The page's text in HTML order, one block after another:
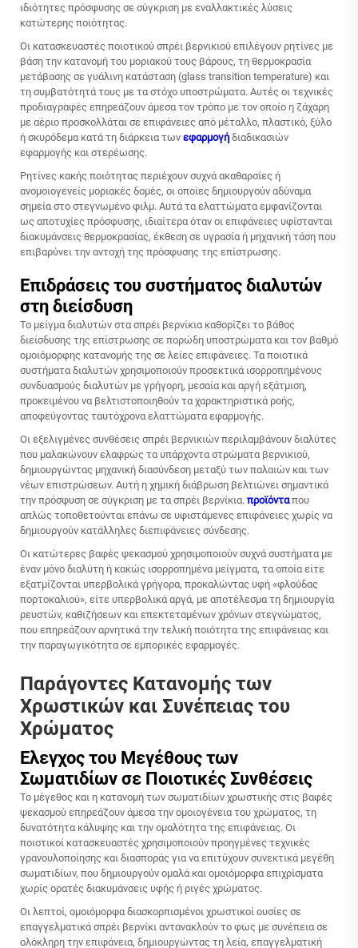
ιδιότητες πρόσφυσης σε σύγκριση με εναλλακτικές λύσεις
κατώτερης ποιότητας.
Οι κατασκευαστές ποιοτικού σπρέι βερνικιού επιλέγουν ρητίνες με
βάση την κατανομή του μοριακού τους βάρους, τη θερμοκρασία
μετάβασης σε γυάλινη κατάσταση (glass transition temperature) και
τη συμβατότητά τους με τα στόχο υποστρώματα. Αυτές οι τεχνικές
προδιαγραφές επηρεάζουν άμεσα τον τρόπο με τον οποίο η ζάχαρη
με αέριο προσκολλάται σε επιφάνειες από μέταλλο, πλαστικό, ξύλο
ή σκυρόδεμα κατά τη διάρκεια των εφαρμογή διαδικασιών
εφαρμογής και στερέωσης.
Ρητίνες κακής ποιότητας περιέχουν συχνά ακαθαρσίες ή
ανομοιογενείς μοριακές δομές, οι οποίες δημιουργούν αδύναμα
σημεία στο στεγνωμένο φιλμ. Αυτά τα ελαττώματα εμφανίζονται
ως αποτυχίες πρόσφυσης, ιδιαίτερα όταν οι επιφάνειες υφίστανται
διακυμάνσεις θερμοκρασίας, έκθεση σε υγρασία ή μηχανική τάση που
επιβαρύνει την αντοχή της πρόσφυσης της επίστρωσης.
Επιδράσεις του συστήματος διαλυτών
στη διείσδυση
Το μείγμα διαλυτών στα σπρέι βερνίκια καθορίζει το βάθος
διείσδυσης της επίστρωσης σε πορώδη υποστρώματα και τον βαθμό
ομοιόμορφης κατανομής της σε λείες επιφάνειες. Τα ποιοτικά
συστήματα διαλυτών χρησιμοποιούν προσεκτικά ισορροπημένους
συνδυασμούς διαλυτών με γρήγορη, μεσαία και αργή εξάτμιση,
προκειμένου να βελτιστοποιηθούν τα χαρακτηριστικά ροής,
αποφεύγοντας ταυτόχρονα ελαττώματα εφαρμογής.
Οι εξελιγμένες συνθέσεις σπρέι βερνικιών περιλαμβάνουν διαλύτες
που μαλακώνουν ελαφρώς τα υπάρχοντα στρώματα βερνικιού,
δημιουργώντας μηχανική διασύνδεση μεταξύ των παλαιών και των
νέων επιστρώσεων. Αυτή η χημική διάβρωση βελτιώνει σημαντικά
την πρόσφυση σε σύγκριση με τα σπρέι βερνίκια. προϊόνταπου
απλώς τοποθετούνται επάνω σε υφιστάμενες επιφάνειες χωρίς να
δημιουργούν κατάλληλες διεπιφάνειες σύνδεσης.
Οι κατώτερες βαφές ψεκασμού χρησιμοποιούν συχνά συστήματα με
έναν μόνο διαλύτη ή κακώς ισορροπημένα μείγματα, τα οποία είτε
εξατμίζονται υπερβολικά γρήγορα, προκαλώντας υφή «φλούδας
πορτοκαλιού», είτε υπερβολικά αργά, με αποτέλεσμα τη δημιουργία
ρευστών, καθιζήσεων και επεκτεταμένων χρόνων στεγνώματος,
που επηρεάζουν αρνητικά την τελική ποιότητα της επιφάνειας και
την παραγωγικότητα σε εμπορικές εφαρμογές.
Παράγοντες Κατανομής των
Χρωστικών και Συνέπειας του
Χρώματος
Έλεγχος του Μεγέθους των
Σωματιδίων σε Ποιοτικές Συνθέσεις
Το μέγεθος και η κατανομή των σωματιδίων χρωστικής στις βαφές
ψεκασμού επηρεάζουν άμεσα την ομοιογένεια του χρώματος, τη
δυνατότητα κάλυψης και την ομαλότητα της επιφάνειας. Οι
ποιοτικοί κατασκευαστές χρησιμοποιούν προηγμένες τεχνικές
γρανουλοποίησης και διασποράς για να επιτύχουν συνεκτικά μεγέθη
σωματιδίων, που δημιουργούν ομαλά και ομοιόμορφα επιχρίσματα
χωρίς ορατές διακυμάνσεις υφής ή ριγές χρώματος.
Οι λεπτοί, ομοιόμορφα διασκορπισμένοι χρωστικοί ουσίες σε
επαγγελματικά σπρέι βερνίκι αντανακλούν το φως με συνέπεια σε
ολόκληρη την επιφάνεια, δημιουργώντας τη λεία, επαγγελματική